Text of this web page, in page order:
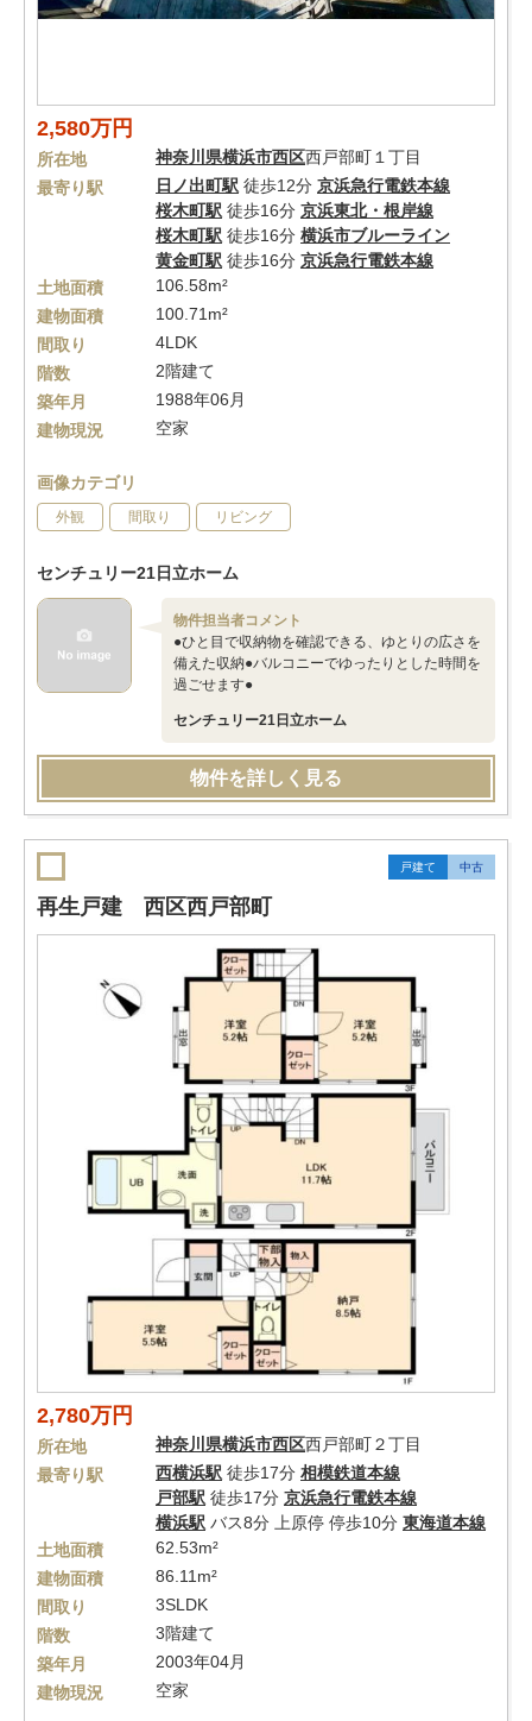
2,580万円
所在地 神奈川県横浜市西区西戸部町１丁目
最寄り駅
日ノ出町駅 徒歩12分 京浜急行電鉄本線
桜木町駅 徒歩16分 京浜東北・根岸線
桜木町駅 徒歩16分 横浜市ブルーライン
黄金町駅 徒歩16分 京浜急行電鉄本線
土地面積
106.58m²
建物面積
100.71m²
間取り
4LDK
階数
2階建て
築年月
1988年06月
建物現況
空家
画像カテゴリ
外観 間取り リビング
センチュリー21日立ホーム
物件担当者コメント
●ひと目で収納物を確認できる、ゆとりの広さを
備えた収納●バルコニーでゆったりとした時間を
過ごせます●
センチュリー21日立ホーム
物件を詳しく見る
戸建て 中古
再生戸建 西区西戸部町
2,780万円
所在地 神奈川県横浜市西区西戸部町２丁目
最寄り駅
西横浜駅 徒歩17分 相模鉄道本線
戸部駅 徒歩17分 京浜急行電鉄本線
横浜駅 バス8分 上原停 停歩10分 東海道本線
土地面積
62.53m²
建物面積
86.11m²
間取り
3SLDK
階数
3階建て
築年月
2003年04月
建物現況
空家